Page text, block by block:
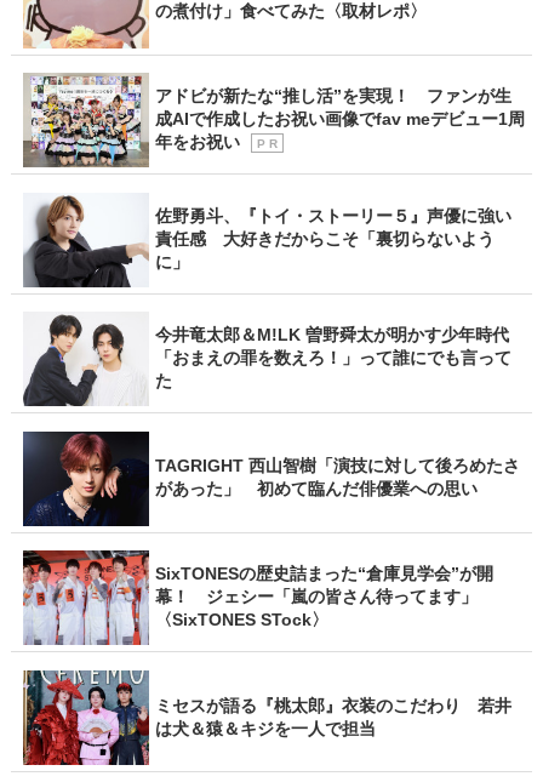
の煮付け」食べてみた〈取材レポ〉
アドビが新たな“推し活”を実現！ ファンが生
成AIで作成したお祝い画像でfav meデビュー1周
年をお祝い
P R
佐野勇斗、『トイ・ストーリー５』声優に強い
責任感 大好きだからこそ「裏切らないよう
に」
今井竜太郎＆M!LK 曽野舜太が明かす少年時代
「おまえの罪を数えろ！」って誰にでも言って
た
TAGRIGHT 西山智樹「演技に対して後ろめたさ
があった」 初めて臨んだ俳優業への思い
SixTONESの歴史詰まった“倉庫見学会”が開
幕！ ジェシー「嵐の皆さん待ってます」
〈SixTONES STock〉
ミセスが語る『桃太郎』衣装のこだわり 若井
は犬＆猿＆キジを一人で担当